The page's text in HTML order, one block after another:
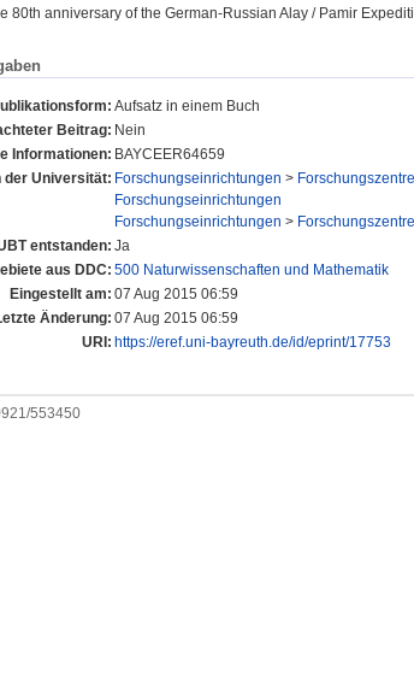
80th anniversary of the German-Russian Alay / Pamir
Aufsatz in einem Buch
Beitrag: Nein
Informationen: BAYCEER64659
der Universität: Forschungseinrichtungen >
Forschungseinrichtungen
Forschungseinrichtungen >
entstanden: Ja
aus DDC: 500 Naturwissenschaften und Mathematik
Eingestellt am: 07 Aug 2015 06:59
Änderung: 07 Aug 2015 06:59
URI: https://eref.uni-bayreuth.de/id/eprint/17753
553450